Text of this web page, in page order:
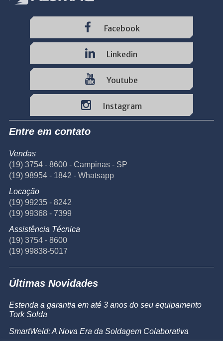
Facebook
Linkedin
Youtube
Instagram
Entre em contato
Vendas
(19) 3754 - 8600 - Campinas - SP
(19) 98954 - 1842 - Whatsapp
Locação
(19) 99235 - 8242
(19) 99368 - 7399
Assistência Técnica
(19) 3754 - 8600
(19) 99838-5017
Últimas Novidades
Estenda a garantia em até 3 anos do seu equipamento
Tork Solda
SmartWeld: A Nova Era da Soldagem Colaborativa